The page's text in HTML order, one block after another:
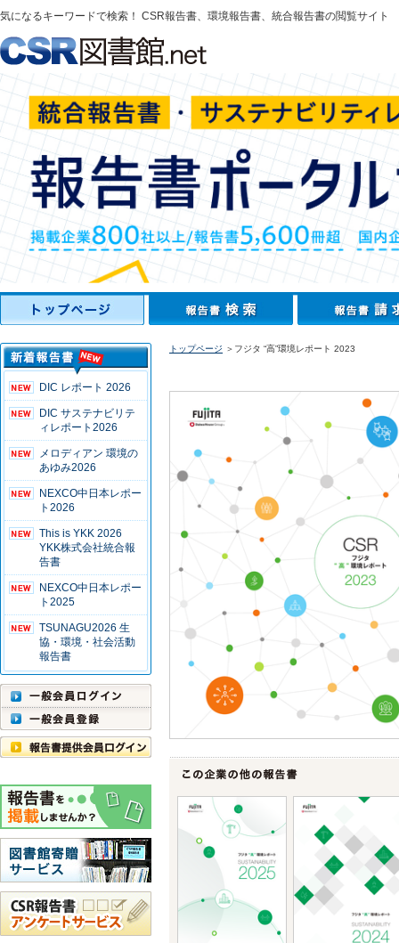
気になるキーワードで検索！ CSR報告書、環境報告書、統合報告書の閲覧サイト
DIC レポート 2026
DIC サステナビリテ
ィレポート2026
メロディアン 環境の
あゆみ2026
NEXCO中日本レポー
ト2026
This is YKK 2026
YKK株式会社統合報
告書
NEXCO中日本レポー
ト2025
TSUNAGU2026 生
協・環境・社会活動
報告書
トップページ ＞フジタ “高”環境レポート 2023